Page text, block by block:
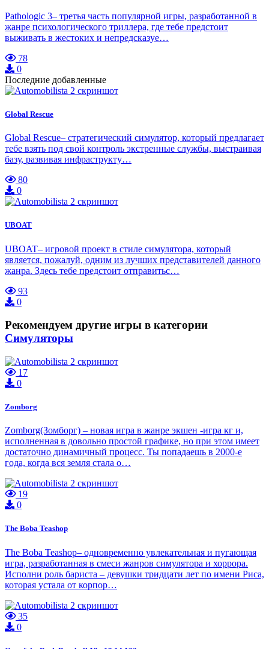
Pathologic 3– третья часть популярной игры, разработанной в
жанре психологического триллера, где тебе предстоит
выживать в жестоких и непредсказуе…
78
0
Последние добавленные
Global Rescue
Global Rescue– стратегический симулятор, который предлагает
тебе взять под свой контроль экстренные службы, выстраивая
базу, развивая инфраструкту…
80
0
UBOAT
UBOAT– игровой проект в стиле симулятора, который
является, пожалуй, одним из лучших представителей данного
жанра. Здесь тебе предстоит отправитьс…
93
0
Рекомендуем другие игры в категории
Симуляторы
17
0
Zomborg
Zomborg(Зомборг) – новая игра в жанре экшен -игра кг и,
исполненная в довольно простой графике, но при этом имеет
достаточно динамичный процесс. Ты попадаешь в 2000-е
года, когда вся земля стала о…
19
0
The Boba Teashop
The Boba Teashop– одновременно увлекательная и пугающая
игра, разработанная в смеси жанров симулятора и хоррора.
Исполни роль бариста – девушки тридцати лет по имени Риса,
которая устала от корпор…
35
0